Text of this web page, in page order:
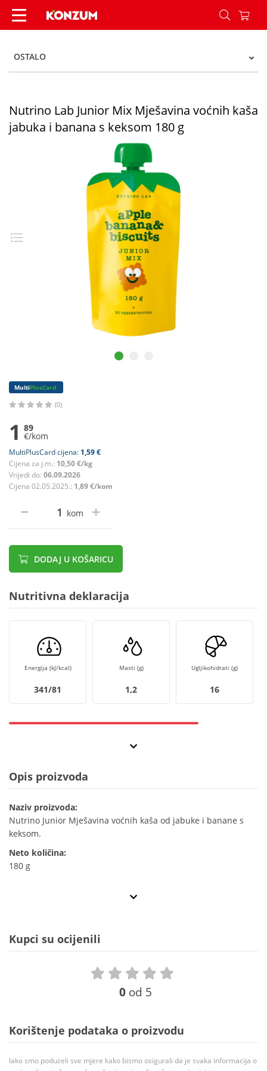
Nutrino Lab Junior Mix Mješavina voćnih kaša
OSTALO
Nutrino Lab Junior Mix Mješavina voćnih kaša
jabuka i banana s keksom 180 g
MultiPlusCard
(0)
1 89
€/kom
MultiPlusCard cijena: 1,59 €
Cijena za j.m.: 10,50 €/kg
Vrijedi do: 06.09.2026
Cijena 02.05.2025.: 1,89 €/kom
kom
DODAJ U KOŠARICU
Nutritivna deklaracija
Energija (kJ/kcal)
341/81
Masti (g)
1,2
Ugljikohidrati (g)
16
Opis proizvoda
Naziv proizvoda:
Nutrino Junior Mješavina voćnih kaša od jabuke i banane s
keksom.
Neto količina:
180 g
Kupci su ocijenili
0 od 5
Korištenje podataka o proizvodu
Iako smo poduzeli sve mjere kako bismo osigurali da je svaka informacija o